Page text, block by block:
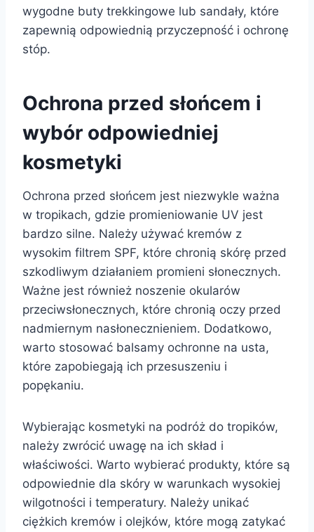
wygodne buty trekkingowe lub sandały, które
zapewnią odpowiednią przyczepność i ochronę
stóp.
Ochrona przed słońcem i
wybór odpowiedniej
kosmetyki
Ochrona przed słońcem jest niezwykle ważna
w tropikach, gdzie promieniowanie UV jest
bardzo silne. Należy używać kremów z
wysokim filtrem SPF, które chronią skórę przed
szkodliwym działaniem promieni słonecznych.
Ważne jest również noszenie okularów
przeciwsłonecznych, które chronią oczy przed
nadmiernym nasłonecznieniem. Dodatkowo,
warto stosować balsamy ochronne na usta,
które zapobiegają ich przesuszeniu i
popękaniu.
Wybierając kosmetyki na podróż do tropików,
należy zwrócić uwagę na ich skład i
właściwości. Warto wybierać produkty, które są
odpowiednie dla skóry w warunkach wysokiej
wilgotności i temperatury. Należy unikać
ciężkich kremów i olejków, które mogą zatykać